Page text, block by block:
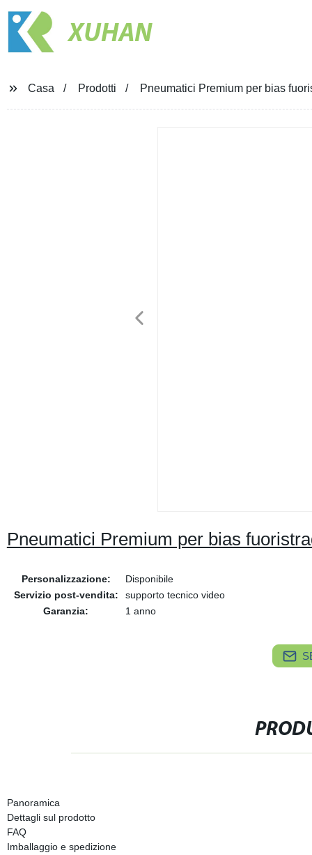
XUHAN
Casa Prodotti Pneumatici Premium per bias
Pneumatici Premium per bias
Personalizzazione:
Disponibile
Servizio post-vendita:
supporto tecnico video
Garanzia:
1 anno
Panoramica
Dettagli sul prodotto
FAQ
Imballaggio e spedizione